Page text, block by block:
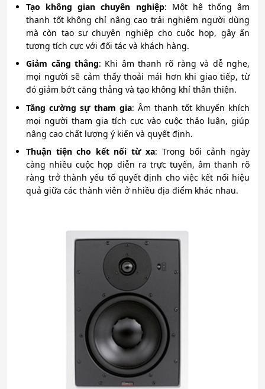
Tạo không gian chuyên nghiệp: Một hệ thống âm
thanh tốt không chỉ nâng cao trải nghiệm người dùng
mà còn tạo sự chuyên nghiệp cho cuộc họp, gây ấn
tượng tích cực với đối tác và khách hàng.
Giảm căng thẳng: Khi âm thanh rõ ràng và dễ nghe,
mọi người sẽ cảm thấy thoải mái hơn khi giao tiếp, từ
đó giảm bớt căng thẳng và tạo không khí thân thiện.
Tăng cường sự tham gia: Âm thanh tốt khuyến khích
mọi người tham gia tích cực vào cuộc thảo luận, giúp
nâng cao chất lượng ý kiến và quyết định.
Thuận tiện cho kết nối từ xa: Trong bối cảnh ngày
càng nhiều cuộc họp diễn ra trực tuyến, âm thanh rõ
ràng trở thành yếu tố quyết định cho việc kết nối hiệu
quả giữa các thành viên ở nhiều địa điểm khác nhau.